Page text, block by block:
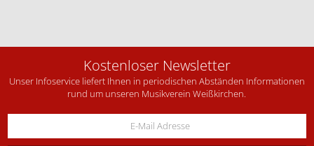
Kostenloser Newsletter
Unser Infoservice liefert Ihnen in periodischen Abständen Informationen
rund um unseren Musikverein Weißkirchen.